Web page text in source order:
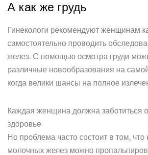
А как же грудь
Гинекологи рекомендуют женщинам
самостоятельно проводить
желез. С помощью осмотра груди
различные новообразования на
когда велики шансы на полное
Каждая женщина должна заботиться
здоровье
Но проблема часто состоит в том, что
молочных желез можно